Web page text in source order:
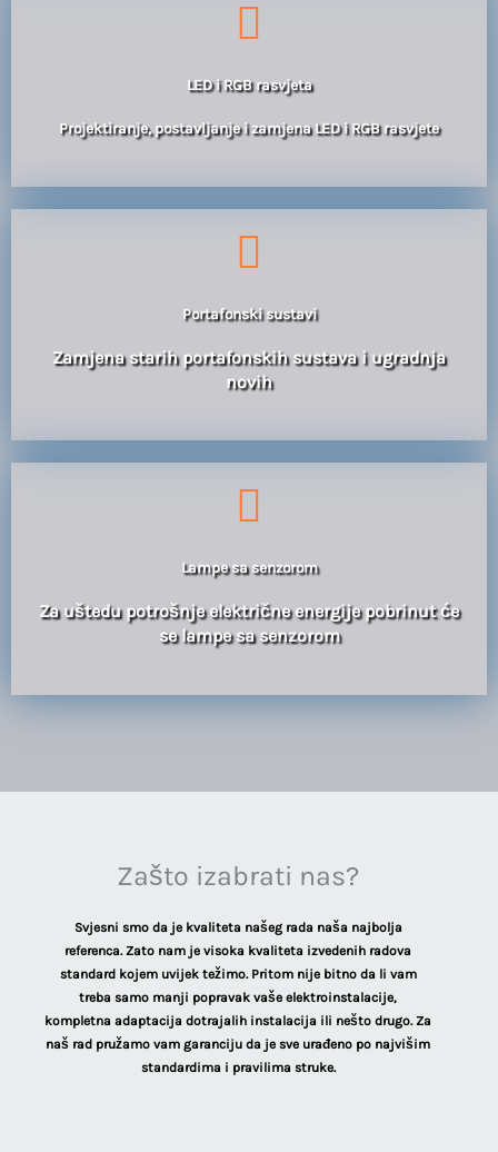
LED i RGB rasvjeta
Projektiranje, postavljanje i zamjena LED i RGB rasvjete
Portafonski sustavi
Zamjena starih portafonskih sustava i ugradnja
novih
Lampe sa senzorom
Za uštedu potrošnje električne energije pobrinut će
se lampe sa senzorom
Zašto izabrati nas?
Svjesni smo da je kvaliteta našeg rada naša najbolja
referenca. Zato nam je visoka kvaliteta izvedenih radova
standard kojem uvijek težimo. Pritom nije bitno da li vam
treba samo manji popravak vaše elektroinstalacije,
kompletna adaptacija dotrajalih instalacija ili nešto drugo. Za
naš rad pružamo vam garanciju da je sve urađeno po najvišim
standardima i pravilima struke.